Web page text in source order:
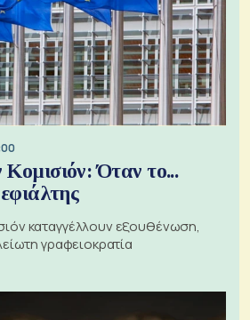
Όταν το...
καταγγέλλουν εξουθένωση,
γραφειοκρατία